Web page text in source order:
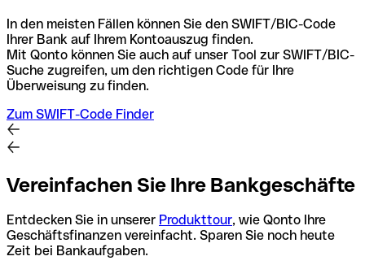
In den meisten Fällen können Sie den SWIFT/BIC-Code
Ihrer Bank auf Ihrem Kontoauszug finden.
Mit Qonto können Sie auch auf unser Tool zur SWIFT/BIC-
Suche zugreifen, um den richtigen Code für Ihre
Überweisung zu finden.
Zum SWIFT-Code Finder
Vereinfachen Sie Ihre Bankgeschäfte
Entdecken Sie in unserer Produkttour, wie Qonto Ihre
Geschäftsfinanzen vereinfacht. Sparen Sie noch heute
Zeit bei Bankaufgaben.